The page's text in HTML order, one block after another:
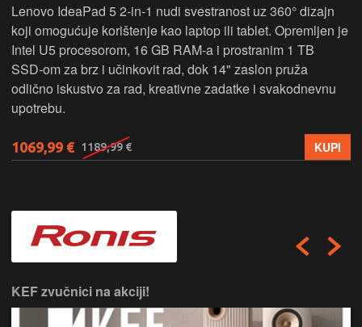
Lenovo IdeaPad 5 2‑in‑1 nudi svestranost uz 360° dizajn
koji omogućuje korištenje kao laptop ili tablet. Opremljen je
Intel U5 procesorom, 16 GB RAM-a i prostranim 1 TB
SSD‑om za brz i učinkovit rad, dok 14" zaslon pruža
odlično iskustvo za rad, kreativne zadatke i svakodnevnu
upotrebu.
1069,99 € 1189,99 € KUPI
KEF zvučnici na akciji!